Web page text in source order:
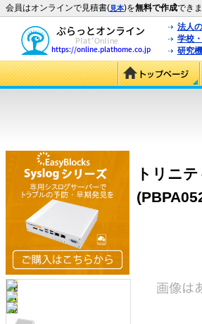
会員はオンラインで見積書(見本)を無料で作成でき
法人
学校
研究
トリニ